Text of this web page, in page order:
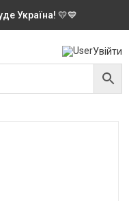
Україна! 💛💙
Увійти